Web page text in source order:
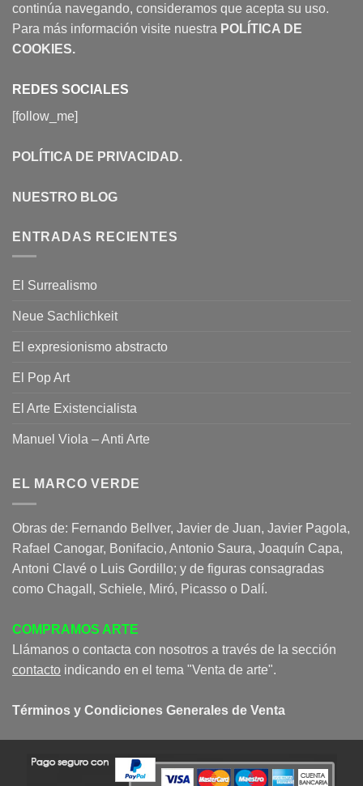
continúa navegando, consideramos que acepta su uso.
Para más información visite nuestra POLÍTICA DE
COOKIES.
REDES SOCIALES
[follow_me]
POLÍTICA DE PRIVACIDAD.
NUESTRO BLOG
ENTRADAS RECIENTES
El Surrealismo
Neue Sachlichkeit
El expresionismo abstracto
El Pop Art
El Arte Existencialista
Manuel Viola – Anti Arte
EL MARCO VERDE
Obras de: Fernando Bellver, Javier de Juan, Javier Pagola,
Rafael Canogar, Bonifacio, Antonio Saura, Joaquín Capa,
Antoni Clavé o Luis Gordillo; y de figuras consagradas
como Chagall, Schiele, Miró, Picasso o Dalí.
COMPRAMOS ARTE
Llámanos o contacta con nosotros a través de la sección
contacto indicando en el tema "Venta de arte".
Términos y Condiciones Generales de Venta